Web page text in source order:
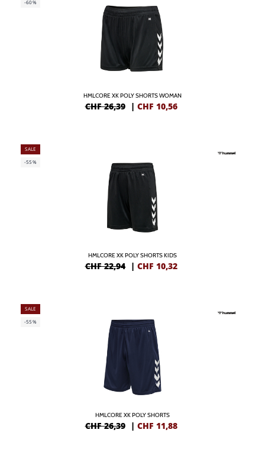
-60%
HMLCORE XK POLY SHORTS WOMAN
CHF 26,39 | CHF 10,56
SALE
-55%
HMLCORE XK POLY SHORTS KIDS
CHF 22,94 | CHF 10,32
SALE
-55%
HMLCORE XK POLY SHORTS
CHF 26,39 | CHF 11,88